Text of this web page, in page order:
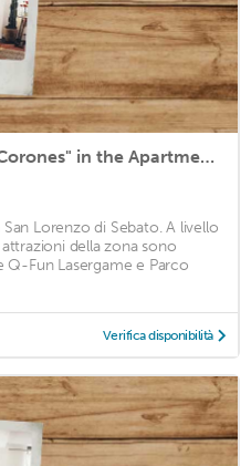
Cosy Holiday Apartment "Corones" in the Apartment House Promberger*** with Balcony, Mountain View, Sauna, Wi-Fi & TV; Parking Available
Lorenzo di Sebato. A livello
della zona sono
Q-Fun Lasergame e Parco
Verifica disponibilità